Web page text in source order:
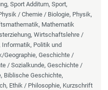
Sport Additum, Sport,
/ Chemie / Biologie, Physik,
Mathematik
Wirtschaftslehre /
Politik und
Geographie, Geschichte /
/ Sozialkunde, Geschichte /
Biblische Geschichte,
Ethik / Philosophie, Kurzschrift